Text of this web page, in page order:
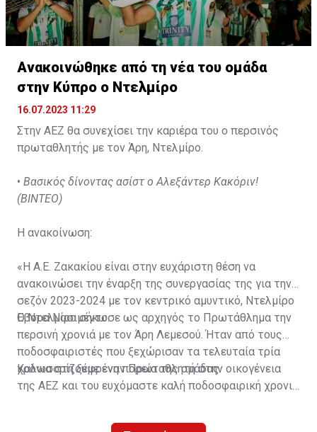
Ανακοινώθηκε από τη νέα του ομάδα
στην Κύπρο ο Ντελμίρο
16.07.2023 11:29
Στην ΑΕΖ θα συνεχίσει την καριέρα του ο περσινός
πρωταθλητής με τον Άρη, Ντελμίρο.
• Βασικός δίνοντας ασίστ ο Αλεξάντερ Κακόριν!
(ΒΙΝΤΕΟ)
Η ανακοίνωση:
«Η Α.Ε. Ζακακίου είναι στην ευχάριστη θέση να
ανακοινώσει την έναρξη της συνεργασίας της για την
σεζόν 2023-2024 με τον κεντρικό αμυντικό, Ντελμίρο
Έβορα Νασιμέντο.
Ο Ντελμίρο σήκωσε ως αρχηγός το Πρωτάθλημα την
περσινή χρονιά με τον Άρη Λεμεσού. Ήταν από τους
ποδοσφαιριστές που ξεχώρισαν τα τελευταία τρία
χρόνια στη ξέφρενη πορεία της ομάδας.
Καλωσορίζουμε έναν Πρωταθλητή στην οικογένεια
της ΑΕΖ και του ευχόμαστε καλή ποδοσφαιρική χρονιά